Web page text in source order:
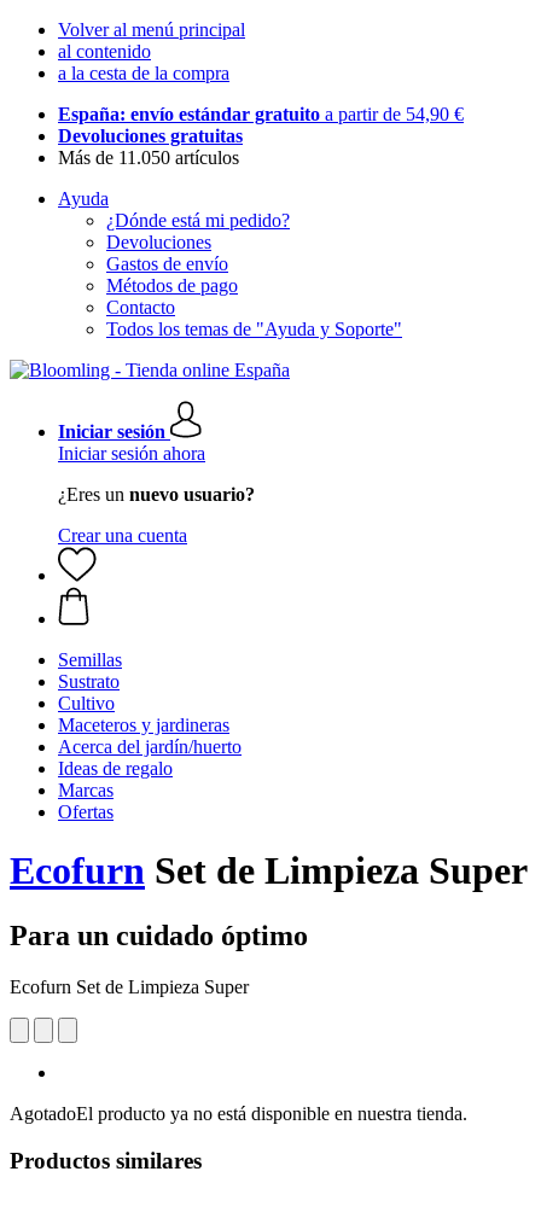
Volver al menú principal
al contenido
a la cesta de la compra
España: envío estándar gratuito a partir de 54,90 €
Devoluciones gratuitas
Más de 11.050 artículos
Ayuda
¿Dónde está mi pedido?
Devoluciones
Gastos de envío
Métodos de pago
Contacto
Todos los temas de "Ayuda y Soporte"
Iniciar sesión
Iniciar sesión ahora
¿Eres un nuevo usuario?
Crear una cuenta
Semillas
Sustrato
Cultivo
Maceteros y jardineras
Acerca del jardín/huerto
Ideas de regalo
Marcas
Ofertas
Ecofurn Set de Limpieza Super
Para un cuidado óptimo
Ecofurn Set de Limpieza Super
AgotadoEl producto ya no está disponible en nuestra tienda.
Productos similares